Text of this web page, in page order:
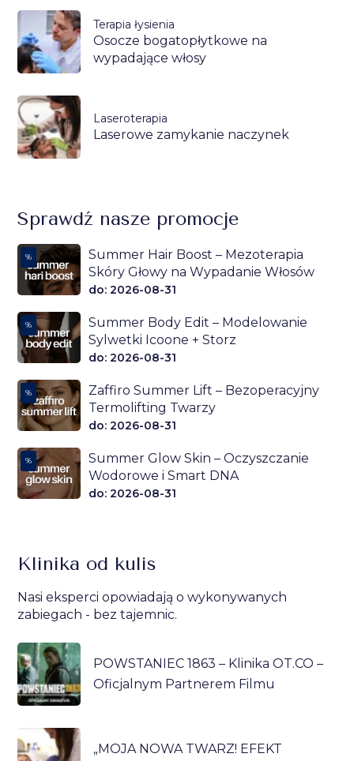
Terapia łysienia
Osocze bogatopłytkowe na
wypadające włosy
Laseroterapia
Laserowe zamykanie naczynek
Sprawdź nasze promocje
%
Summer Hair Boost – Mezoterapia
Skóry Głowy na Wypadanie Włosów
do: 2026-08-31
%
Summer Body Edit – Modelowanie
Sylwetki Icoone + Storz
do: 2026-08-31
%
Zaffiro Summer Lift – Bezoperacyjny
Termolifting Twarzy
do: 2026-08-31
%
Summer Glow Skin – Oczyszczanie
Wodorowe i Smart DNA
do: 2026-08-31
Klinika od kulis
Nasi eksperci opowiadają o wykonywanych
zabiegach - bez tajemnic.
POWSTANIEC 1863 – Klinika OT.CO –
Oficjalnym Partnerem Filmu
„MOJA NOWA TWARZ! EFEKT